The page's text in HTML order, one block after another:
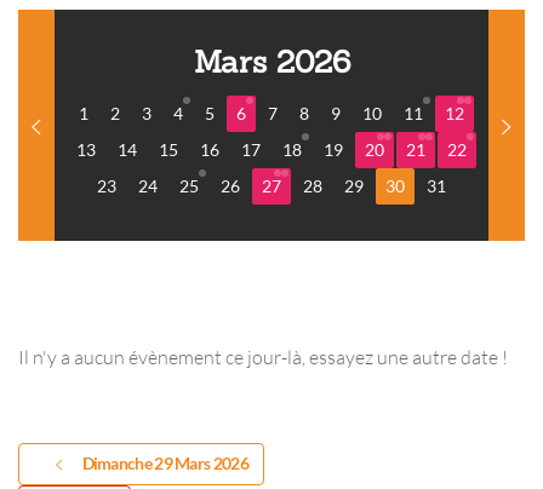
Mars 2026
1 2 3 4 5 6 7 8 9 10 11
12
13
14 15 16 17 18 19 20 21
22
23
24 25 26 27 28 29 30 31
Il n'y a aucun évènement ce jour-là, essayez une autre date !
Dimanche 29 Mars 2026